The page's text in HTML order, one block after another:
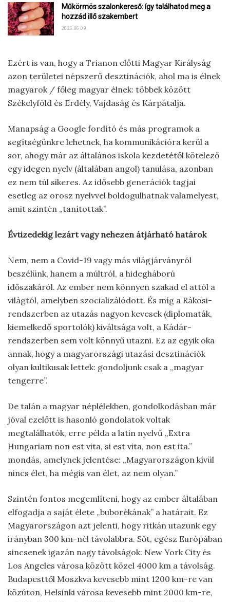
Műkörmös szalonkereső: így találhatod meg a
hozzád illő szakembert
2026.06.09.
Ezért is van, hogy a Trianon előtti Magyar Királyság
azon területei népszerű desztinációk, ahol ma is élnek
magyarok / főleg magyar élnek: többek között
Székelyföld és Erdély, Vajdaság és Kárpátalja.
Manapság a Google fordító és más programok a
segítségünkre lehetnek, ha kommunikációra kerül a
sor, ahogy már az általános iskola kezdetétől kötelező
egy idegen nyelv (általában angol) tanulása, azonban
ez nem túl sikeres. Az idősebb generációk tagjai
esetleg az orosz nyelvvel boldogulhatnak valamelyest,
amit szintén „tanítottak”.
Évtizedekig lezárt vagy nehezen átjárható határok
Nem, nem a Covid-19 vagy más világjárványról
beszélünk, hanem a múltról, a hidegháború
időszakáról. Az ember nem könnyen szakad el attól a
világtól, amelyben szocializálódott. És míg a Rákosi-
rendszerben az utazás nagyon kevesek (diplomaták,
kiemelkedő sportolók) kiváltsága volt, a Kádár-
rendszerben sem volt könnyű utazni. Ez az egyik oka
annak, hogy a magyarországi utazási desztinációk
olyan kultikusak lettek: gondoljunk csak a „magyar
tengerre”.
De talán a magyar néplélekben, gondolkodásban már
jóval ezelőtt is hasonló gondolatok voltak
megtalálhatók, erre példa a latin nyelvű „Extra
Hungariam non est vita, si est vita, non est ita.”
mondás, amelynek jelentése: „Magyarországon kívül
nincs élet, ha mégis van élet, az nem olyan.”
Szintén fontos megemlíteni, hogy az ember általában
elfogadja a saját élete „buborékának” a határait. Ez
Magyarországon azt jelenti, hogy ritkán utazunk egy
irányban 300 km-nél távolabbra. Sőt, egész Európában
sincsenek igazán nagy távolságok: New York City és
Los Angeles városa között közel 4000 km a távolság.
Budapesttől Moszkva kevesebb mint 1200 km-re van
közúton, Helsinki városa kevesebb mint 2000 km-re,